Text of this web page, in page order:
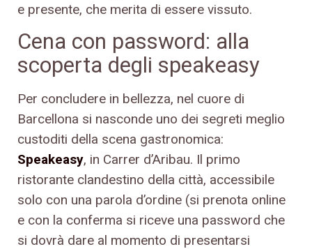
e presente, che merita di essere vissuto.
Cena con password: alla
scoperta degli speakeasy
Per concludere in bellezza, nel cuore di
Barcellona si nasconde uno dei segreti meglio
custoditi della scena gastronomica:
Speakeasy, in Carrer d’Aribau. Il primo
ristorante clandestino della città, accessibile
solo con una parola d’ordine (si prenota online
e con la conferma si riceve una password che
si dovrà dare al momento di presentarsi